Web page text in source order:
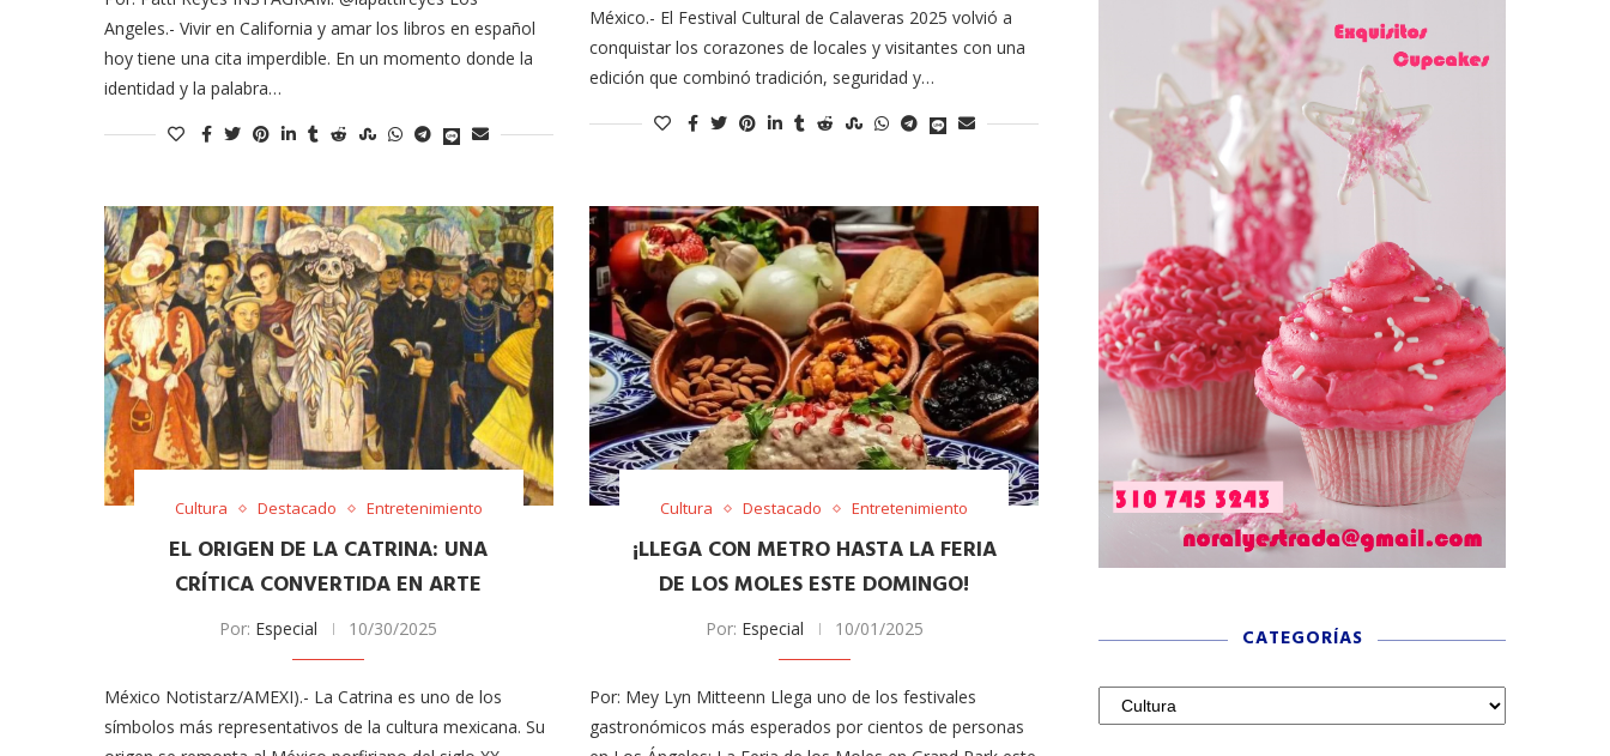
Angeles.- Vivir en California y amar los libros en español
hoy tiene una cita imperdible. En un momento donde la
identidad y la palabra…
México.- El Festival Cultural de Calaveras 2025 volvió a
conquistar los corazones de locales y visitantes con una
edición que combinó tradición, seguridad y…
Cultura Destacado Entretenimiento
EL ORIGEN DE LA CATRINA: UNA
CRÍTICA CONVERTIDA EN ARTE
Por: Especial 10/30/2025
México Notistarz/AMEXI).- La Catrina es uno de los
símbolos más representativos de la cultura mexicana. Su
Cultura Destacado Entretenimiento
¡LLEGA CON METRO HASTA LA FERIA
DE LOS MOLES ESTE DOMINGO!
Por: Especial 10/01/2025
Por: Mey Lyn Mitteenn Llega uno de los festivales
gastronómicos más esperados por cientos de personas
CATEGORÍAS